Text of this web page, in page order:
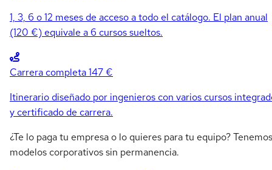
1, 3, 6 o 12 meses de acceso a todo el catálogo. El plan anual
(120 €) equivale a 6 cursos sueltos.
Carrera completa147 €
Itinerario diseñado por ingenieros con varios cursos
y certificado de carrera.
¿Te lo paga tu empresa o lo quieres para tu equipo? Tenemos
modelos corporativos sin permanencia.